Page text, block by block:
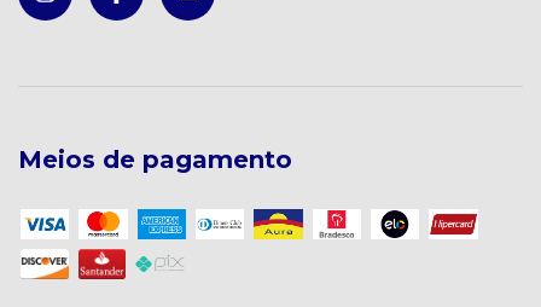
Meios de pagamento